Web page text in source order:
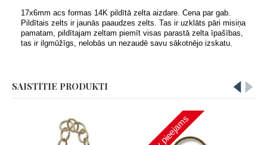
17x6mm acs formas 14K pildītā zelta aizdare. Cena par gab.
Pildītais zelts ir jaunās paaudzes zelts. Tas ir uzklāts pāri misiņa
pamatam, pildītajam zeltam piemīt visas parastā zelta īpašības,
tas ir ilgmūžīgs, nelobās un nezaudē savu sākotnējo izskatu.
SAISTĪTIE PRODUKTI
Nav pieejams